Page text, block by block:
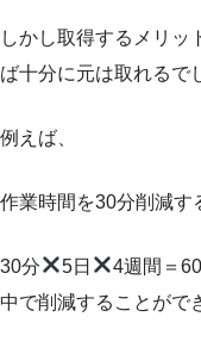
しかし取得するメリッ
ば十分に元は取れるで
例えば、
作業時間を30分削減す
30分 5日
4週間＝
中で削減することがで